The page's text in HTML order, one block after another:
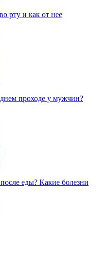
рту и как от нее
проходе у мужчин?
еды? Какие болезни